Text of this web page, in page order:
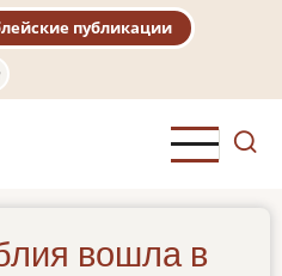
публикации
вошла в